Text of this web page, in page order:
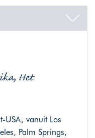
Het
USA, vanuit Los
Palm Springs,